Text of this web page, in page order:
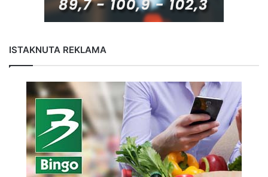
ISTAKNUTA REKLAMA